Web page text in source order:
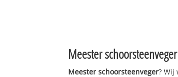
Meester schoorsteenveger
Meester schoorsteenveger? Wij